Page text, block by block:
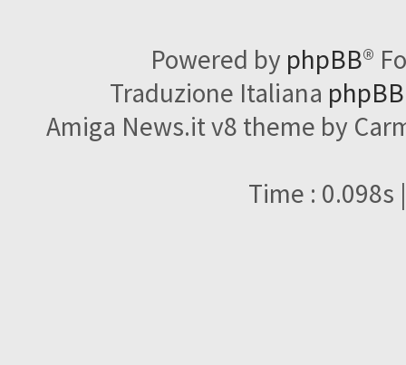
Powered by phpBB®
Traduzione Italiana
Amiga News.it v8 theme by
Time : 0.098s